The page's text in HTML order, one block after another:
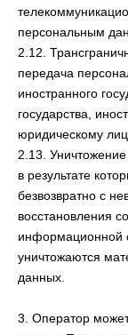
персональным
2.12.
передача
иностранного
государства,
юридическому
2.13.
в результате
безвозвратно с
восстановления
информационной
уничтожаются
данных.
3. Оператор